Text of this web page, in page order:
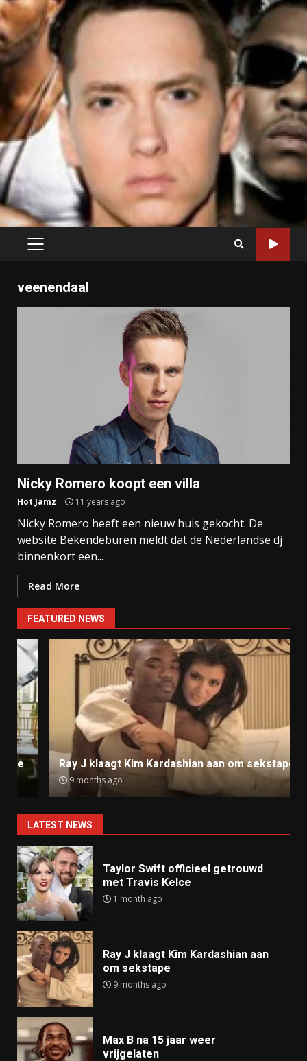
PRIMARY
veenendaal
Nicky Romero koopt een villa
Hot Jamz 11 years ago
Nicky Romero heeft een nieuw huis gekocht. De
website Bekendeburen meldt dat de Nederlandse dj
binnenkort een...
Read More
FEATURED NEWS
Ray J klaagt Kim Kardashian aan om sekstape
9 months ago
LATEST NEWS
Taylor Swift officieel getrouwd
met Travis Kelce
1 month ago
Ray J klaagt Kim Kardashian aan
om sekstape
9 months ago
Max B na 15 jaar weer
vrijgelaten